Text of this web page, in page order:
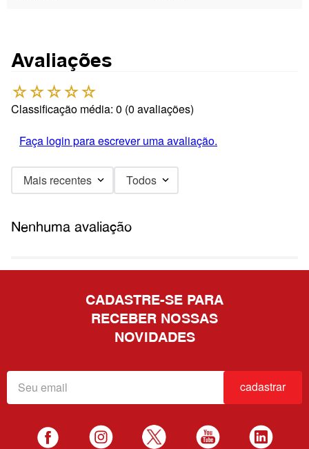
Avaliações
☆☆☆☆☆
Classificação média: 0 (0 avaliações)
Faça login para escrever uma avaliação.
Mais recentes Todos
Nenhuma avaliação
CADASTRE-SE PARA
RECEBER NOSSAS
NOVIDADES
cadastrar